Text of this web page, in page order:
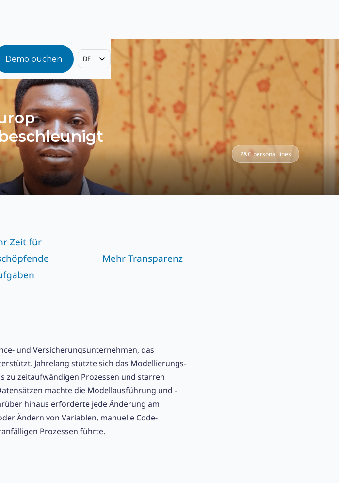
Demo buchen DE
P&C personal lines
Zeit für
Mehr Transparenz
und Versicherungsunternehmen, das
Jahrelang stützte sich das Modellierungs-
zu zeitaufwändigen Prozessen und starren
machte die Modellausführung und -
hinaus erforderte jede Änderung am
Ändern von Variablen, manuelle Code-
Prozessen führte.